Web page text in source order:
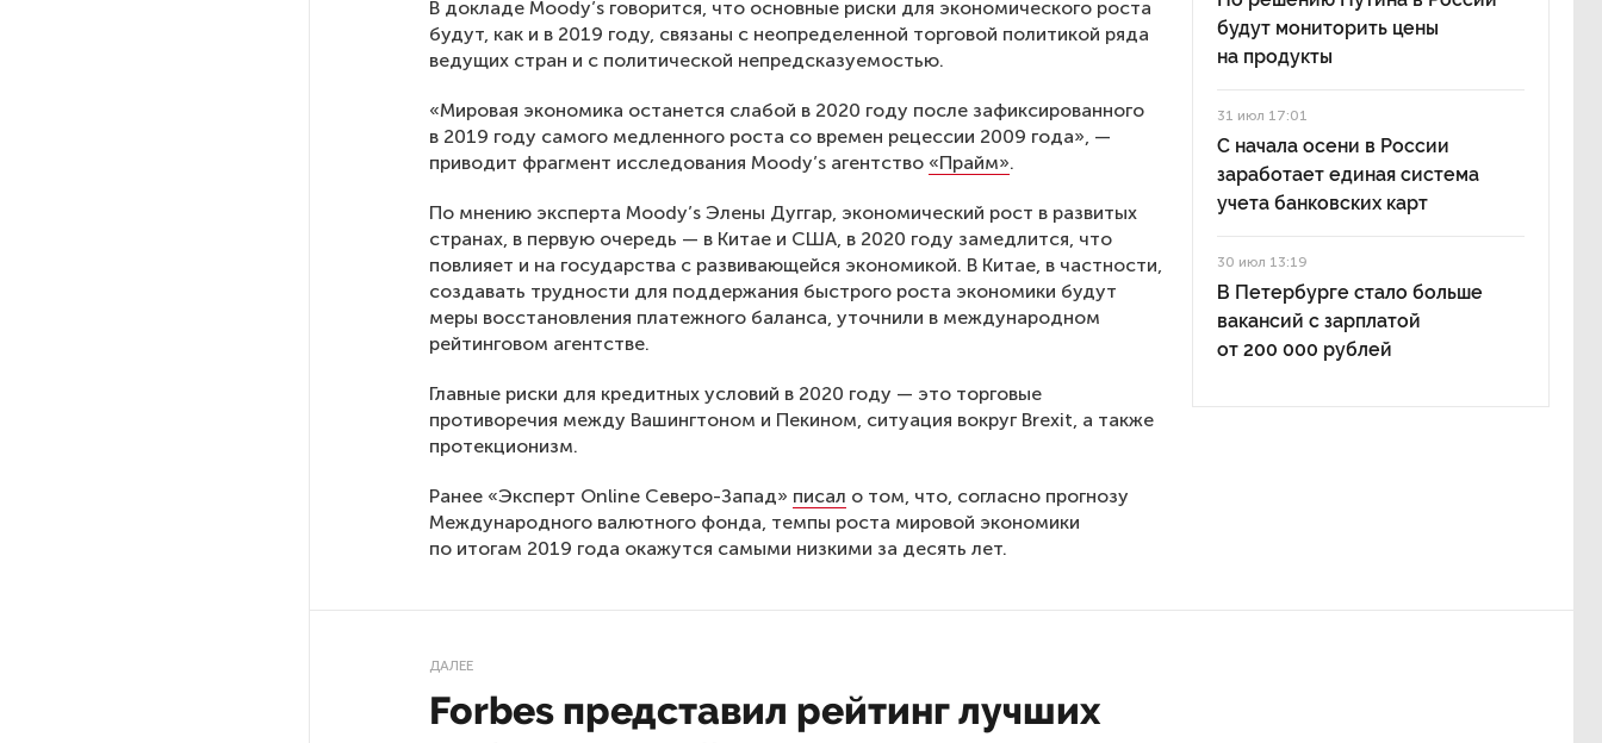
В докладе Moody’s говорится, что основные риски для экономического роста
будут, как и в 2019 году, связаны с неопределенной торговой политикой ряда
ведущих стран и с политической непредсказуемостью.
«Мировая экономика останется слабой в 2020 году после зафиксированного
в 2019 году самого медленного роста со времен рецессии 2009 года», —
приводит фрагмент исследования Moody’s агентство «Прайм».
По мнению эксперта Moody’s Элены Дуггар, экономический рост в развитых
странах, в первую очередь — в Китае и США, в 2020 году замедлится, что
повлияет и на государства с развивающейся экономикой. В Китае, в частности,
создавать трудности для поддержания быстрого роста экономики будут
меры восстановления платежного баланса, уточнили в международном
рейтинговом агентстве.
Главные риски для кредитных условий в 2020 году — это торговые
противоречия между Вашингтоном и Пекином, ситуация вокруг Brexit, а также
протекционизм.
Ранее «Эксперт Online Северо-Запад» писал о том, что, согласно прогнозу
Международного валютного фонда, темпы роста мировой экономики
по итогам 2019 года окажутся самыми низкими за десять лет.
будут мониторить цены
на продукты
31 июл 17:01
С начала осени в России
заработает единая система
учета банковских карт
30 июл 13:19
В Петербурге стало больше
вакансий с зарплатой
от 200 000 рублей
ДАЛЕЕ
Forbes представил рейтинг лучших